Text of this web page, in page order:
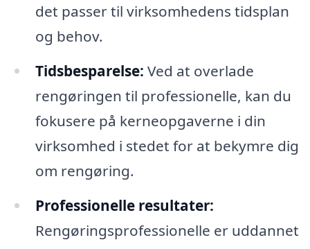
det passer til virksomhedens tidsplan
og behov.
Tidsbesparelse: Ved at overlade
rengøringen til professionelle, kan du
fokusere på kerneopgaverne i din
virksomhed i stedet for at bekymre dig
om rengøring.
Professionelle resultater:
Rengøringsprofessionelle er uddannet